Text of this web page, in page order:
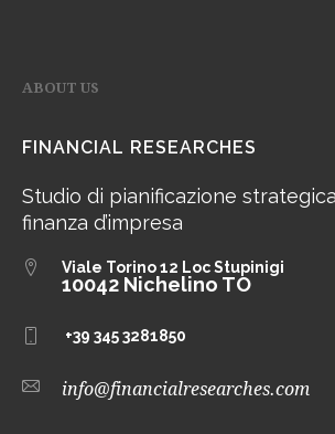
ABOUT US
FINANCIAL RESEARCHES
Studio di pianificazione
finanza d’impresa
Viale Torino 12 Loc Stupinigi
10042 Nichelino TO
+39 345 3281850
info@financialresearches.com